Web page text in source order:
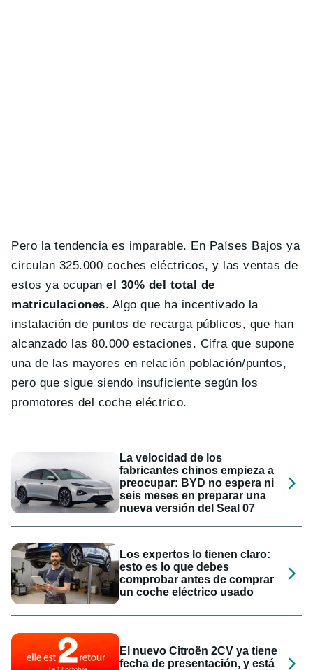
Pero la tendencia es imparable. En Países Bajos ya
circulan 325.000 coches eléctricos, y las ventas de
estos ya ocupanel 30% del total de
matriculaciones. Algo que ha incentivado la
instalación de puntos de recarga públicos, que han
alcanzado las 80.000 estaciones. Cifra que supone
una de las mayores en relación población/puntos,
pero que sigue siendo insuficiente según los
promotores del coche eléctrico.
La velocidad de los
fabricantes chinos empieza a
preocupar: BYD no espera ni
seis meses en preparar una
nueva versión del Seal 07
Los expertos lo tienen claro:
esto es lo que debes
comprobar antes de comprar
un coche eléctrico usado
El nuevo Citroën 2CV ya tiene
fecha de presentación, y está